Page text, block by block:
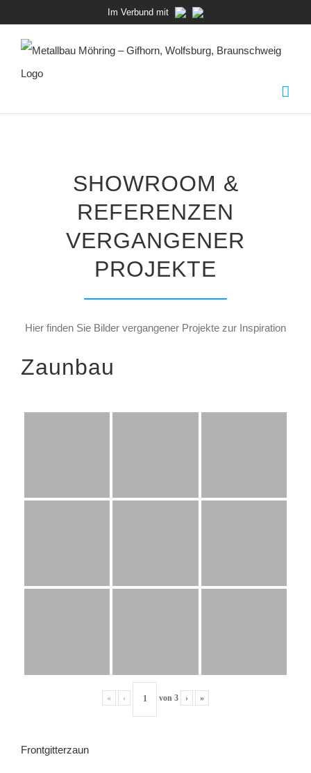
springen
Im Verbund mit
SHOWROOM &
REFERENZEN
VERGANGENER
PROJEKTE
Hier finden Sie Bilder vergangener Projekte zur Inspiration
Zaunbau
« ‹ von 3 › »
Frontgitterzaun